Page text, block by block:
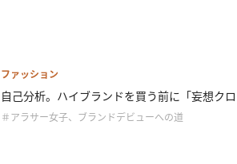
ファッション
自己分析。ハイブランドを買う前に「妄想ク
＃アラサー女子、ブランドデビューへの道